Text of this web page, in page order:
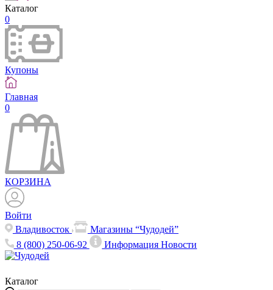
Каталог
0
Купоны
Главная
0
КОРЗИНА
Войти
Владивосток
Магазины “Чудодей”
8 (800) 250-06-92
ИнформацияНовости
Каталог